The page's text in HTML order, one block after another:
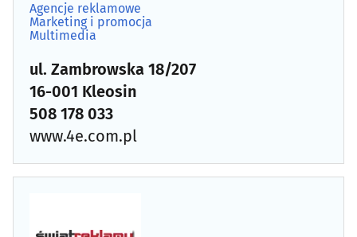
Marketing i promocja(38)
Agencje reklamowe
Marketing i promocja
Multimedia
ul. Zambrowska 18/207
16-001 Kleosin
508 178 033
www.4e.com.pl